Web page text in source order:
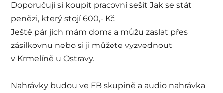
Doporučuji si koupit pracovní sešit Jak se stát
penězi, který stojí 600,- Kč
Ještě pár jich mám doma a můžu zaslat přes
zásilkovnu nebo si ji můžete vyzvednout
v Krmelíně u Ostravy.
Nahrávky budou ve FB skupině a audio nahrávka